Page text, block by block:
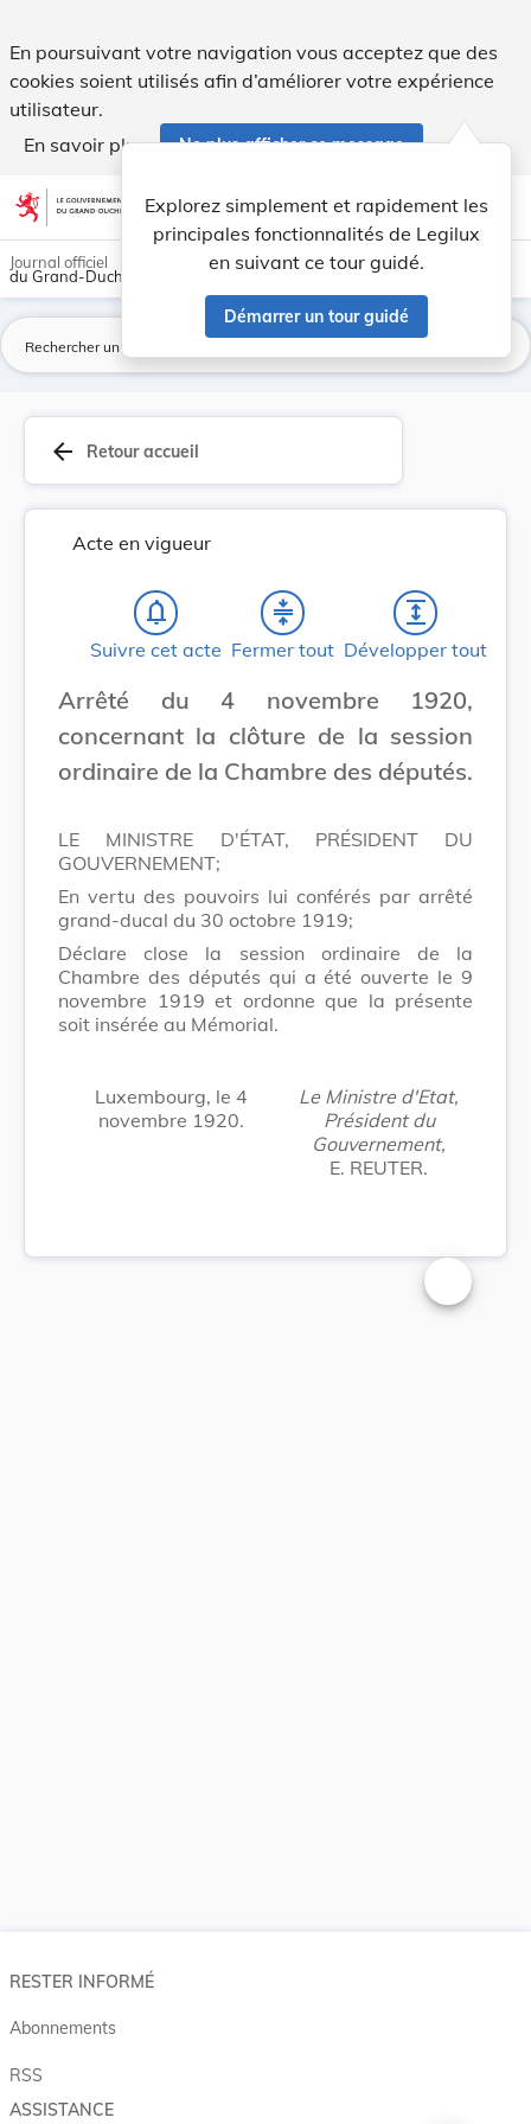
En poursuivant votre navigation vous acceptez que des
cookies soient utilisés afin d’améliorer votre expérience
utilisateur.
En savoir plus
Ne plus afficher ce message
Aller au contenu account_circle help Aide
Explorez simplement et rapidement les
principales fonctionnalités de Legilux
en suivant ce tour guidé.
Démarrer un tour guidé
light_mode dark_mode
Journal officiel
du Grand-Duché de Luxembourg
arrow_back Retour accueil
Acte en vigueur
notifications_none
Suivre cet acte
compress
Fermer tout
expand
Développer tout
Arrêté du 4 novembre 1920,
concernant la clôture de la session
ordinaire de la Chambre des députés.
LE MINISTRE D'ÉTAT, PRÉSIDENT DU
GOUVERNEMENT;
En vertu des pouvoirs lui conférés par arrêté
grand-ducal du 30 octobre 1919;
Déclare close la session ordinaire de la
Chambre des députés qui a été ouverte le 9
novembre 1919 et ordonne que la présente
soit insérée au Mémorial.
Luxembourg, le 4
novembre 1920.
Le Ministre d'Etat,
Président du
Gouvernement,
E. REUTER.
Changer la
RESTER INFORMÉ
Abonnements
RSS
ASSISTANCE